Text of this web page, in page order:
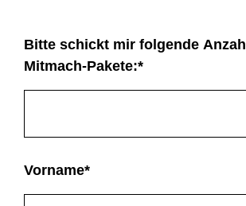
Bitte schickt mir folgende Anzahl
Mitmach-Pakete:*
Vorname*